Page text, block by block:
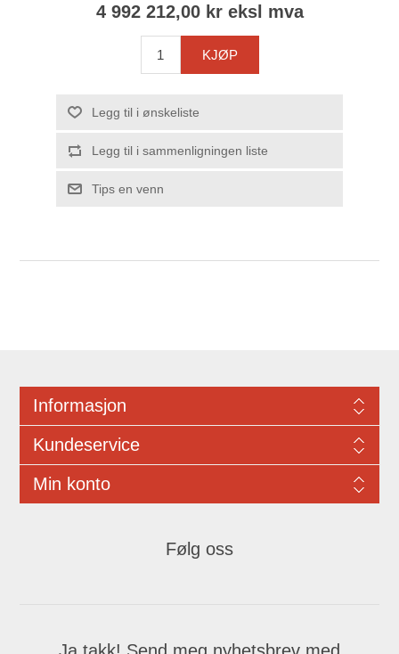
4 992 212,00 kr eksl mva
KJØP
Legg til i ønskeliste
Legg til i sammenligningen liste
Tips en venn
Informasjon
Kundeservice
Min konto
Følg oss